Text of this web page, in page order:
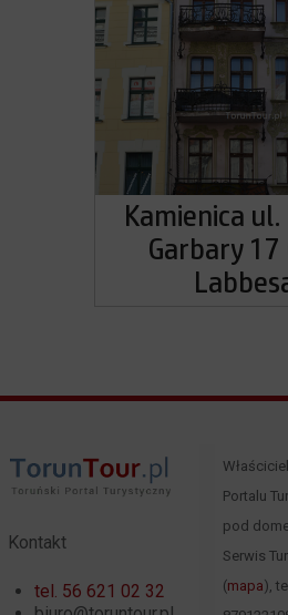
Kamienica
Garbary 17
Kontakt
tel. 56 621 02 32
Portalu
pod
Serwis
(mapa),